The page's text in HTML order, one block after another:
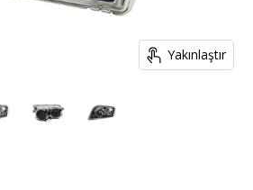
Yakınlaştır